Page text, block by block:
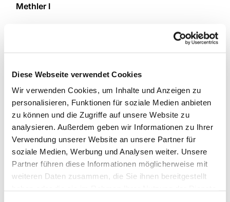
Diese Webseite verwendet Cookies
Wir verwenden Cookies, um Inhalte und Anzeigen zu
personalisieren, Funktionen für soziale Medien anbieten
zu können und die Zugriffe auf unsere Website zu
analysieren. Außerdem geben wir Informationen zu Ihrer
Verwendung unserer Website an unsere Partner für
soziale Medien, Werbung und Analysen weiter. Unsere
Partner führen diese Informationen möglicherweise mit
weiteren Daten zusammen, die Sie ihnen bereitgestellt
Methler I
, Otto-Prein-Str. 17.
Normalerweise ist der2. Mittwoch im Monatunser
Manchmal ist jedoch eine Terminänderung nötig,
daher
achten Sie bitte auf ein ! neben dem Datum.
Beginnder etwa 2-stündigen Zusammenkünfte ist
15.00 Uhr.